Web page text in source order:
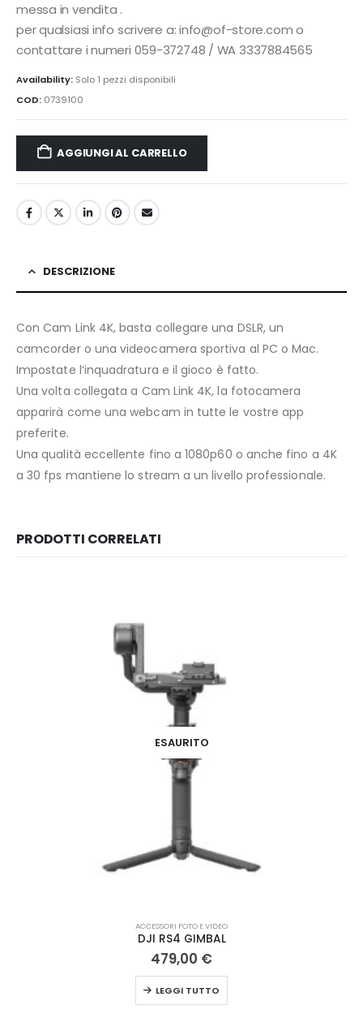
messa in vendita .
per qualsiasi info scrivere a: info@of-store.com o
contattare i numeri 059-372748 / WA 3337884565
Availability: Solo 1 pezzi disponibili
COD: 0739100
AGGIUNGI AL CARRELLO
DESCRIZIONE
Con Cam Link 4K, basta collegare una DSLR, un
camcorder o una videocamera sportiva al PC o Mac.
Impostate l’inquadratura e il gioco è fatto.
Una volta collegata a Cam Link 4K, la fotocamera
apparirà come una webcam in tutte le vostre app
preferite.
Una qualità eccellente fino a 1080p60 o anche fino a 4K
a 30 fps mantiene lo stream a un livello professionale.
PRODOTTI CORRELATI
ESAURITO
ACCESSORI FOTO E VIDEO
DJI RS4 GIMBAL
479,00 €
LEGGI TUTTO